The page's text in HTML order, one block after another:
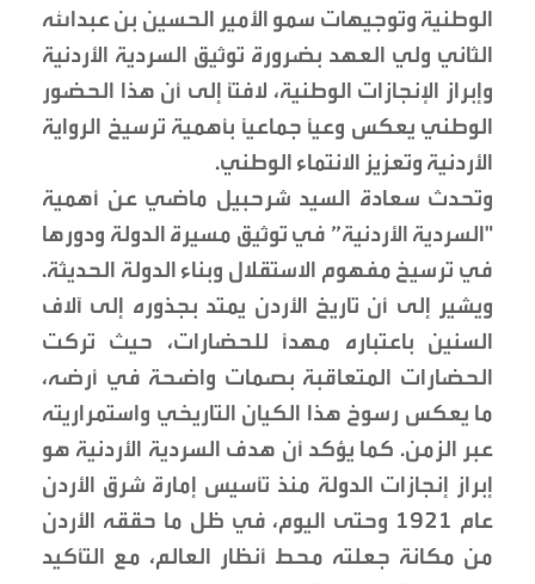
الوطنية وتوجيهات سمو الأمير الحسين بن عبدالله
الثاني ولي العهد بضرورة توثيق السردية الأردنية
وإبراز الإنجازات الوطنية، لافتًا إلى أن هذا الحضور
الوطني يعكس وعيًا جماعيًا بأهمية ترسيخ الرواية
الأردنية وتعزيز الانتماء الوطني.
وتحدث سعادة السيد شرحبيل ماضي عن أهمية
"السردية الأردنية” في توثيق مسيرة الدولة ودورها
في ترسيخ مفهوم الاستقلال وبناء الدولة الحديثة.
ويشير إلى أن تاريخ الأردن يمتد بجذوره إلى آلاف
السنين باعتباره مهدًا للحضارات، حيث تركت
الحضارات المتعاقبة بصمات واضحة في أرضه،
ما يعكس رسوخ هذا الكيان التاريخي واستمراريته
عبر الزمن. كما يؤكد أن هدف السردية الأردنية هو
إبراز إنجازات الدولة منذ تأسيس إمارة شرق الأردن
عام 1921 وحتى اليوم، في ظل ما حققه الأردن
من مكانة جعلته محط أنظار العالم، مع التأكيد